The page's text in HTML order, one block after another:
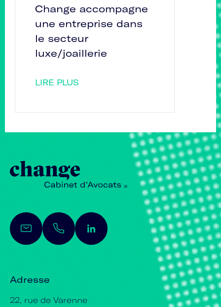
Change accompagne
une entreprise dans
le secteur
luxe/joaillerie
LIRE PLUS
Adresse
22, rue de Varenne